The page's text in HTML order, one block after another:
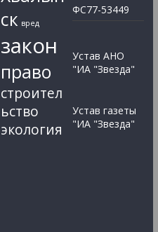
ск вред
закон
право
строител
ьство
экология
ФС77-53449
Устав АНО
"ИА "Звезда"
Устав газеты
"ИА "Звезда"